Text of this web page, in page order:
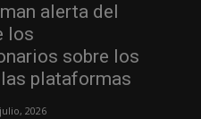
alerta del
los
sobre los
plataformas
2026